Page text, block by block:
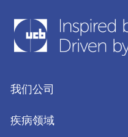
我们公司
疾病领域